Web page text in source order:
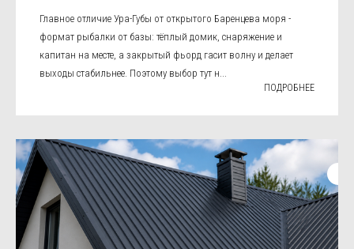
Главное отличие Ура-Губы от открытого Баренцева моря -
формат рыбалки от базы: тёплый домик, снаряжение и
капитан на месте, а закрытый фьорд гасит волну и делает
выходы стабильнее. Поэтому выбор тут н...
ПОДРОБНЕЕ